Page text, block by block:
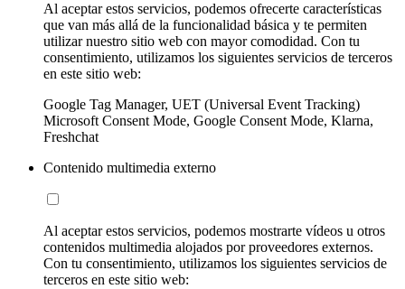
Al aceptar estos servicios, podemos ofrecerte características
que van más allá de la funcionalidad básica y te permiten
utilizar nuestro sitio web con mayor comodidad. Con tu
consentimiento, utilizamos los siguientes servicios de terceros
en este sitio web:
Google Tag Manager, UET (Universal Event Tracking)
Microsoft Consent Mode, Google Consent Mode, Klarna,
Freshchat
Contenido multimedia externo
Al aceptar estos servicios, podemos mostrarte vídeos u otros
contenidos multimedia alojados por proveedores externos.
Con tu consentimiento, utilizamos los siguientes servicios de
terceros en este sitio web: